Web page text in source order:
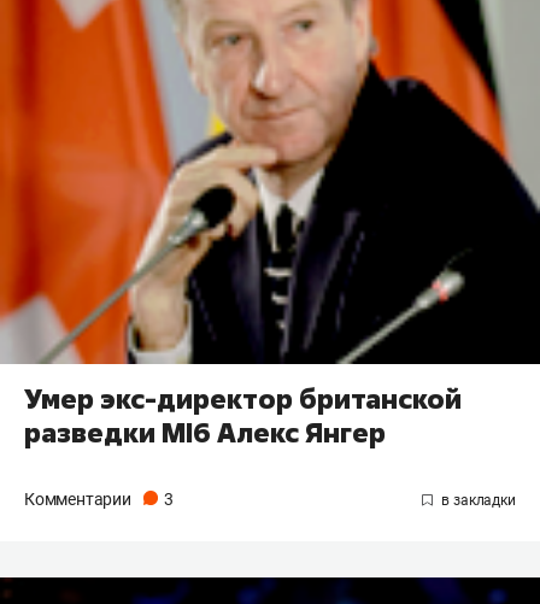
Умер экс-директор британской
разведки MI6 Алекс Янгер
Комментарии 3